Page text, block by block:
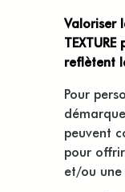
Valoriser
reflètent
Pour
peuvent
pour
et/ou